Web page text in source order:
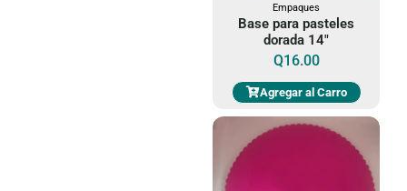
Empaques
Base para pasteles
dorada 14"
Q16.00
Agregar al Carro